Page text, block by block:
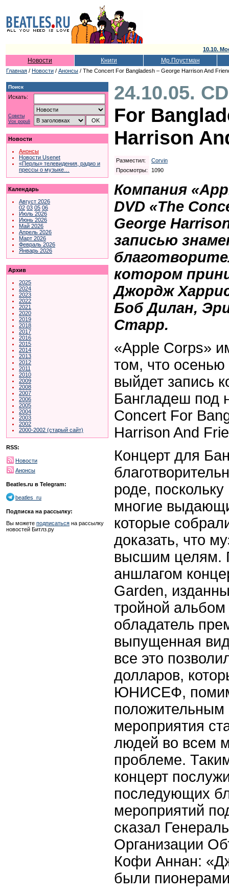
10.10.
Новости Книги Мр.Поустман
Главная / Новости / Анонсы / The Concert For Bangladesh – George Harrison And
Поиск
Искать:
Советы
Vox populi
Новости
Анонсы
Новости Usenet
«Перлы» телевидения, радио и
прессы о музыке…
Календарь
Август 2026
02 03 05 06
Июль 2026
Июнь 2026
Май 2026
Апрель 2026
Март 2026
Февраль 2026
Январь 2026
Архив
2025
2024
2023
2022
2021
2020
2019
2018
2017
2016
2015
2014
2013
2012
2011
2010
2009
2008
2007
2006
2005
2004
2003
2002
2000-2002 (старый сайт)
RSS:
Новости
Анонсы
Beatles.ru в Telegram:
beatles_ru
Подписка на рассылку:
Вы можете подписаться на рассылку
новостей Битлз.ру
24.10.05.
For
Harrison
Разместил:
Corvin
Просмотры:
1090
Компания
DVD «The
George
записью
котором
Джордж
Боб Дилан,
Старр.
«Apple Corps»
том, что осенью
выйдет запись
Бангладеш под
Concert For
Harrison And
Концерт для
роде,
многие
которые
доказать, что
высшим целям.
аншлагом
Garden,
тройной альбом
обладатель
выпущенная
все это
долларов,
ЮНИСЕФ,
положительным
мероприятия
людей во всем
проблеме.
концерт
последующих
мероприятий
сказал
Организации
Кофи Аннан:
были